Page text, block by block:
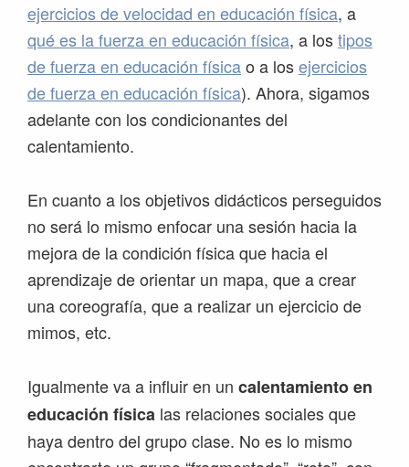
ejercicios de velocidad en educación física, a
qué es la fuerza en educación física, a lostipos
de fuerza en educación físicao a losejercicios
de fuerza en educación física). Ahora, sigamos
adelante con los condicionantes del
calentamiento.
En cuanto a los objetivos didácticos perseguidos
no será lo mismo enfocar una sesión hacia la
mejora de la condición física que hacia el
aprendizaje de orientar un mapa, que a crear
una coreografía, que a realizar un ejercicio de
mimos, etc.
Igualmente va a influir en un calentamiento en
educación física las relaciones sociales que
haya dentro del grupo clase. No es lo mismo